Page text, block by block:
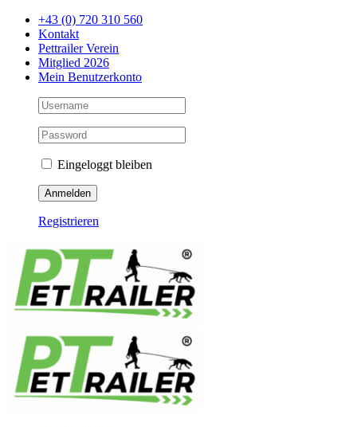
Zum
Inhalt
springen
+43 (0) 720 310 560
Kontakt
Pettrailer Verein
Mitglied 2026
Mein Benutzerkonto
Eingeloggt bleiben
Registrieren
Facebook
YouTube
Instagram